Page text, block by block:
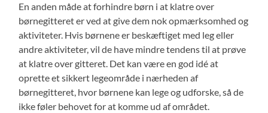
En anden måde at forhindre børn i at klatre over
børnegitteret er ved at give dem nok opmærksomhed og
aktiviteter. Hvis børnene er beskæftiget med leg eller
andre aktiviteter, vil de have mindre tendens til at prøve
at klatre over gitteret. Det kan være en god idé at
oprette et sikkert legeområde i nærheden af
børnegitteret, hvor børnene kan lege og udforske, så de
ikke føler behovet for at komme ud af området.